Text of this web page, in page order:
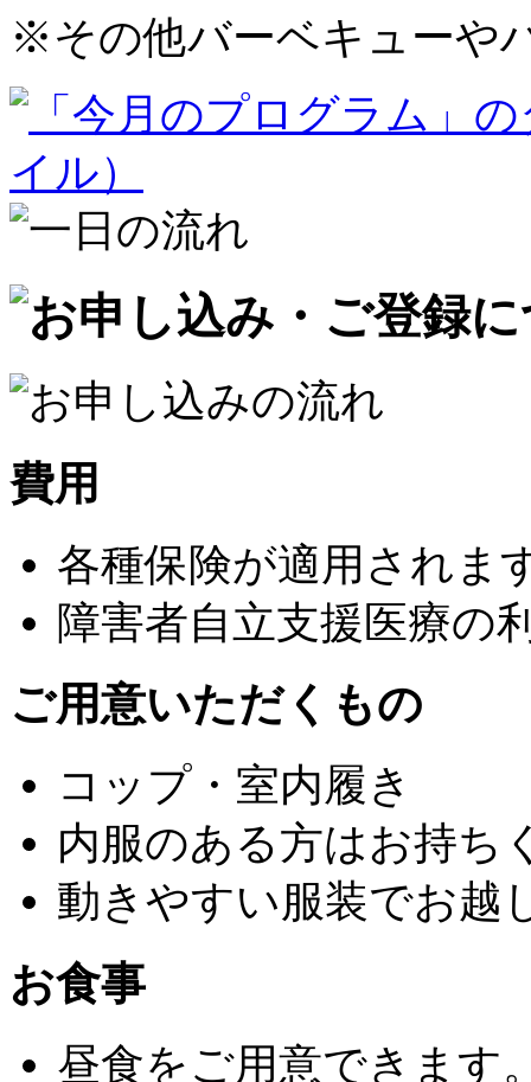
※その他バーベキューや
費用
各種保険が適用されま
障害者自立支援医療の
ご用意いただくもの
コップ・室内履き
内服のある方はお持ち
動きやすい服装でお越
お食事
昼食をご用意できます